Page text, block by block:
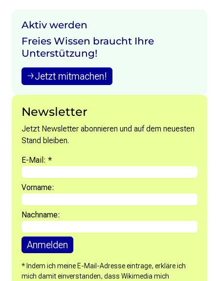
Aktiv werden
Freies Wissen braucht Ihre
Unterstützung!
Jetzt mitmachen!
Newsletter
Jetzt Newsletter abonnieren und auf dem neuesten
Stand bleiben.
E-Mail: *
Vorname:
Nachname:
* Indem ich meine E-Mail-Adresse eintrage, erkläre ich
mich damit einverstanden, dass Wikimedia mich